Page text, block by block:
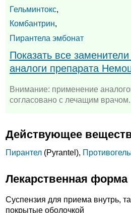
Гельминтокс,
Комбантрин,
Пирантела эмбонат
Показать все
аналоги препарата
Внимание: применение
согласовано с лечащим врачом.
Действующее
Пирантел (Pyrantel),
Лекарственная форма
Суспензия для приема внутрь,
покрытые оболочкой